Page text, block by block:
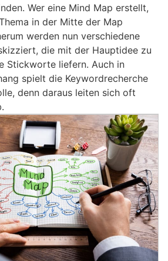
Wer eine Mind Map erstellt,
in der Mitte der Map
werden nun verschiedene
die mit der Hauptidee zu
Stickworte liefern. Auch in
spielt die Keywordrecherche
denn daraus leiten sich oft